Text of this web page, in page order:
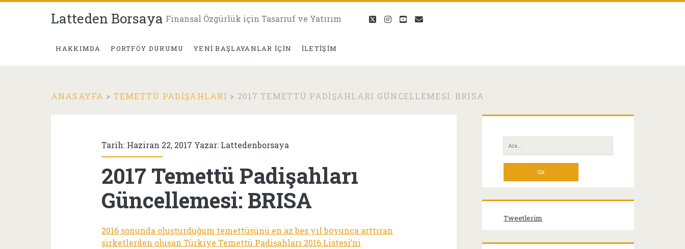
Latteden Borsaya Finansal Özgürlük için Tasarruf ve Yatırım
HAKKIMDA PORTFÖY DURUMU YENI BAŞLAYANLAR İÇIN İLETIŞIM
twitterinstagram
youtubeeposta
ANASAYFA > TEMETTÜ PADIŞAHLARI > 2017 TEMETTÜ PADIŞAHLARI GÜNCELLEMESI: BRISA
Tarih: Haziran 22, 2017 Yazar: Lattedenborsaya
2017 Temettü Padişahları
Güncellemesi: BRISA
2016 sonunda oluşturduğum temettüsünü en az beş yıl boyunca arttıran
şirketlerden oluşan Türkiye Temettü Padişahları 2016 Listesi’ni
Yan
Menü
Ara:
Tweetlerim